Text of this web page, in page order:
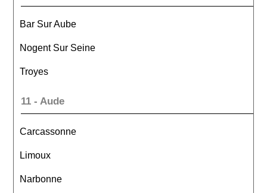
Bar Sur Aube
Nogent Sur Seine
Troyes
11 - Aude
Carcassonne
Limoux
Narbonne